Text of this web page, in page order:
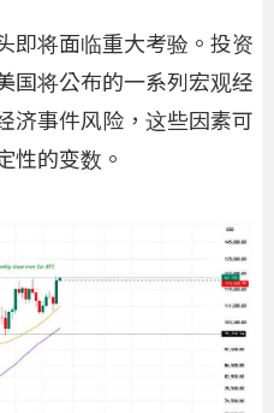
即将面临重大考验。投资
国将公布的一系列宏观经
济事件风险，这些因素可
性的变数。